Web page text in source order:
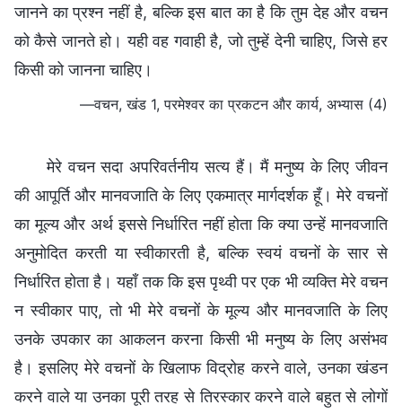
जानने का प्रश्न नहीं है, बल्कि इस बात का है कि तुम देह और वचन
को कैसे जानते हो। यही वह गवाही है, जो तुम्हें देनी चाहिए, जिसे हर
किसी को जानना चाहिए।
—वचन, खंड 1, परमेश्वर का प्रकटन और कार्य, अभ्यास (4)
मेरे वचन सदा अपरिवर्तनीय सत्‍य हैं। मैं मनुष्य के लिए जीवन
की आपूर्ति और मानवजाति के लिए एकमात्र मार्गदर्शक हूँ। मेरे वचनों
का मूल्य और अर्थ इससे निर्धारित नहीं होता कि क्या उन्हें मानवजाति
अनुमोदित करती या स्वीकारती है, बल्कि स्वयं वचनों के सार से
निर्धारित होता है। यहाँ तक कि इस पृथ्वी पर एक भी व्यक्ति मेरे वचन
न स्वीकार पाए, तो भी मेरे वचनों के मूल्य और मानवजाति के लिए
उनके उपकार का आकलन करना किसी भी मनुष्य के लिए असंभव
है। इसलिए मेरे वचनों के खिलाफ विद्रोह करने वाले, उनका खंडन
करने वाले या उनका पूरी तरह से तिरस्कार करने वाले बहुत से लोगों